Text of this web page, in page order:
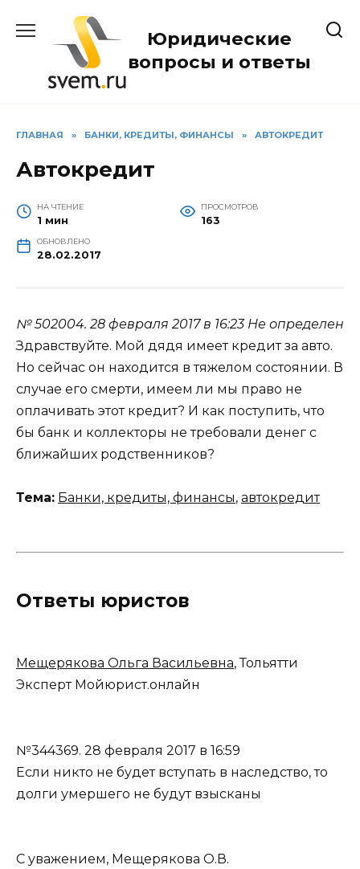
содержанию
Юридические
вопросы и ответы
ГЛАВНАЯ » БАНКИ, КРЕДИТЫ, ФИНАНСЫ » АВТОКРЕДИТ
Автокредит
НА ЧТЕНИЕ
1 мин
ПРОСМОТРОВ
163
ОБНОВЛЕНО
28.02.2017
№ 502004. 28 февраля 2017 в 16:23 Не определен
Здравствуйте. Мой дядя имеет кредит за авто.
Но сейчас он находится в тяжелом состоянии. В
случае его смерти, имеем ли мы право не
оплачивать этот кредит? И как поступить, что
бы банк и коллекторы не требовали денег с
ближайших родственников?
Тема: Банки, кредиты, финансы, автокредит
Ответы юристов
Мещерякова Ольга Васильевна, Тольятти
Эксперт Мойюрист.онлайн
№344369. 28 февраля 2017 в 16:59
Если никто не будет вступать в наследство, то
долги умершего не будут взысканы
С уважением, Мещерякова О.В.